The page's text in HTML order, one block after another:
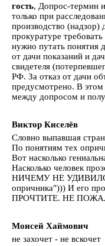
гость, Допрос-термин
только при
производство
прокуратуре
нужно путать понятия
от дачи показаний и
свидетеля
РФ. За отказ от дачи
предусмотрено. В этом
между допросом и
Виктор Киселёв
Словно выпавшая
По понятиям тех
Вот насколько
Насколько человек
НИЧЕМУ НЕ
опричника"))) И его
ПРОЧТИТЕ. НЕ
Моисей Хаймович
не захочет - не вскочет